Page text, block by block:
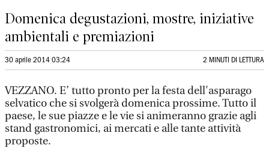
Domenica degustazioni, mostre, iniziative
ambientali e premiazioni
30 aprile 2014 03:24 2 MINUTI DI LETTURA
VEZZANO. E’ tutto pronto per la festa dell'asparago
selvatico che si svolgerà domenica prossime. Tutto il
paese, le sue piazze e le vie si animeranno grazie agli
stand gastronomici, ai mercati e alle tante attività
proposte.